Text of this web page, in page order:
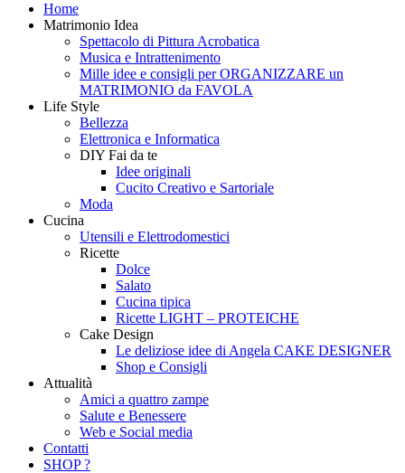
Marisa
Divertirsi
Home
Matrimonio Idea
Spettacolo di Pittura Acrobatica
Musica e Intrattenimento
Mille idee e consigli per ORGANIZZARE un
MATRIMONIO da FAVOLA
Life Style
Bellezza
Elettronica e Informatica
DIY Fai da te
Idee originali
Cucito Creativo e Sartoriale
Moda
Cucina
Utensili e Elettrodomestici
Ricette
Dolce
Salato
Cucina tipica
Ricette LIGHT – PROTEICHE
Cake Design
Le deliziose idee di Angela CAKE DESIGNER
Shop e Consigli
Attualità
Amici a quattro zampe
Salute e Benessere
Web e Social media
Contatti
SHOP ?